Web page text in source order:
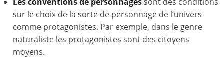
sur le choix de la sorte de personnage de l’univers
comme protagonistes. Par exemple, dans le genre
naturaliste les protagonistes sont des citoyens
moyens.